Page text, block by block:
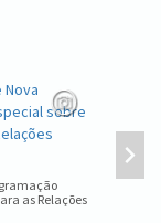
as Relações
Equipe